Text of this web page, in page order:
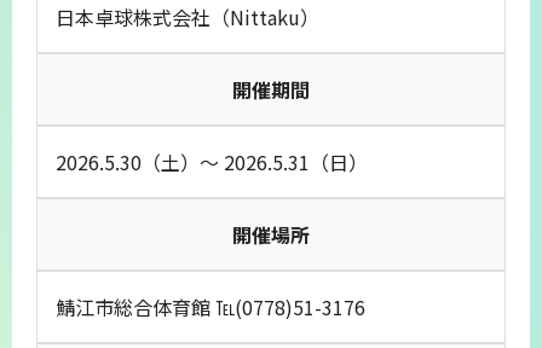
日本卓球株式会社（Nittaku）
開催期間
2026.5.30（土）～ 2026.5.31（日）
開催場所
鯖江市総合体育館 ℡(0778)51-3176